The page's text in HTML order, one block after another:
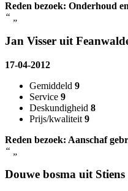
Reden bezoek: Onderhoud
“
Jan Visser uit
17-04-2012
Gemiddeld 9
Service 9
Deskundigheid 8
Prijs/kwaliteit 9
Reden bezoek: Aanschaf
“
Douwe bosma uit Stiens